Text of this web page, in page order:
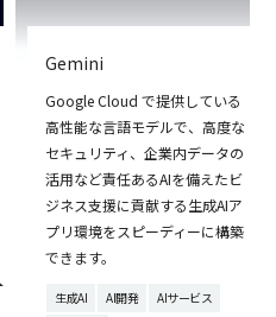
Gemini
Google Cloud で提供している
高性能な言語モデルで、高度な
セキュリティ、企業内データの
活用など責任あるAIを備えたビ
ジネス支援に貢献する生成AIア
プリ環境をスピーディーに構築
できます。
生成AI AI開発
AIサービス